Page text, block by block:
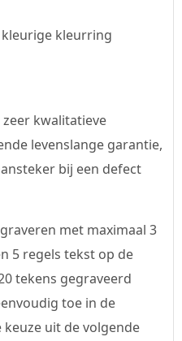
kleurring
zeer kwalitatieve
levenslange garantie,
bij een defect
met maximaal 3
5 regels tekst op de
tekens gegraveerd
toe in de
uit de volgende